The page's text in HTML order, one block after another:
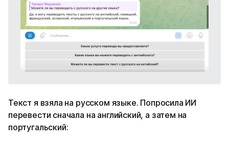
Текст я взяла на русском языке. Попросила ИИ
перевести сначала на английский, а затем на
португальский: